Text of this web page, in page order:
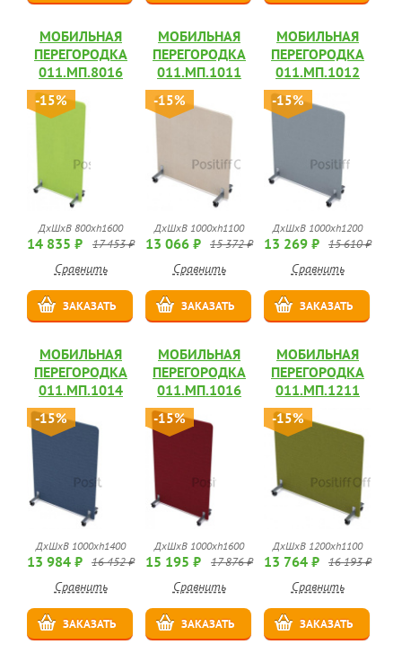
МОБИЛЬНАЯ
ПЕРЕГОРОДКА
011.МП.8016
-15%
ДхШхВ 800хh1600
14 835 ₽ 17 453 ₽
Сравнить
ЗАКАЗАТЬ
МОБИЛЬНАЯ
ПЕРЕГОРОДКА
011.МП.1011
-15%
ДхШхВ 1000хh1100
13 066 ₽ 15 372 ₽
Сравнить
ЗАКАЗАТЬ
МОБИЛЬНАЯ
ПЕРЕГОРОДКА
011.МП.1012
-15%
ДхШхВ 1000хh1200
13 269 ₽ 15 610 ₽
Сравнить
ЗАКАЗАТЬ
МОБИЛЬНАЯ
ПЕРЕГОРОДКА
011.МП.1014
-15%
ДхШхВ 1000хh1400
13 984 ₽ 16 452 ₽
Сравнить
ЗАКАЗАТЬ
МОБИЛЬНАЯ
ПЕРЕГОРОДКА
011.МП.1016
-15%
ДхШхВ 1000хh1600
15 195 ₽ 17 876 ₽
Сравнить
ЗАКАЗАТЬ
МОБИЛЬНАЯ
ПЕРЕГОРОДКА
011.МП.1211
-15%
ДхШхВ 1200хh1100
13 764 ₽ 16 193 ₽
Сравнить
ЗАКАЗАТЬ